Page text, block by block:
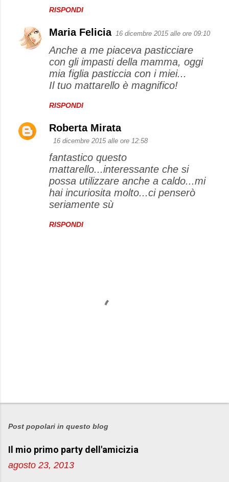
RISPONDI
Maria Felicia 16 dicembre 2015 alle ore 09:10
Anche a me piaceva pasticciare
con gli impasti della mamma, oggi
mia figlia pasticcia con i miei...
Il tuo mattarello è magnifico!
RISPONDI
Roberta Mirata
16 dicembre 2015 alle ore 12:58
fantastico questo
mattarello...interessante che si
possa utilizzare anche a caldo...mi
hai incuriosita molto...ci penserò
seriamente sù
RISPONDI
P
s
a
u
Post popolari in questo blog
Il mio primo party dell'amicizia
agosto 23, 2013